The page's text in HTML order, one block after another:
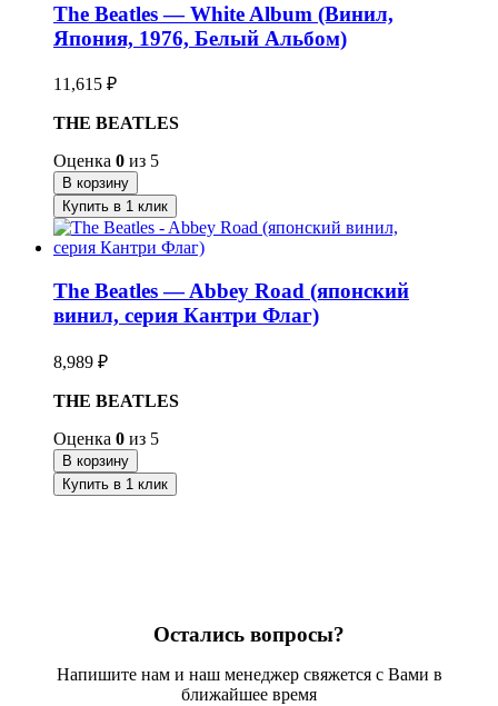
The Beatles — White Album (Винил,
Япония, 1976, Белый Альбом)
11,615 ₽
THE BEATLES
Оценка 0 из 5
В корзину
Купить в 1 клик
The Beatles — Abbey Road (японский
винил, серия Кантри Флаг)
8,989 ₽
THE BEATLES
Оценка 0 из 5
В корзину
Купить в 1 клик
Остались вопросы?
Напишите нам и наш менеджер свяжется с Вами в
ближайшее время